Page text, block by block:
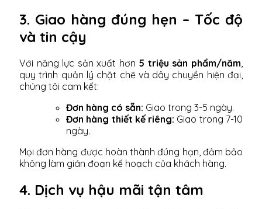
3. Giao hàng đúng hẹn – Tốc độ
và tin cậy
Với năng lực sản xuất hơn 5 triệu sản phẩm/năm,
quy trình quản lý chặt chẽ và dây chuyền hiện đại,
chúng tôi cam kết:
Đơn hàng có sẵn: Giao trong 3-5 ngày.
Đơn hàng thiết kế riêng: Giao trong 7-10
ngày.
Mọi đơn hàng được hoàn thành đúng hạn, đảm bảo
không làm gián đoạn kế hoạch của khách hàng.
4. Dịch vụ hậu mãi tận tâm